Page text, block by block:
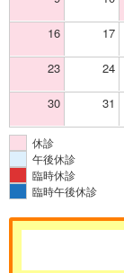
16 17
23 24
30 31
休診
午後休診
臨時休診
臨時午後休診